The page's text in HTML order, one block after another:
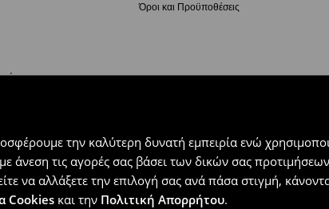
την καλύτερη δυνατή εμπειρία ενώ
άνεση τις αγορές σας βάσει των δικών σας
να αλλάξετε την επιλογή σας ανά πάσα στιγμή,
Cookies και την Πολιτική Απορρήτου.
Όροι και Προϋποθέσεις